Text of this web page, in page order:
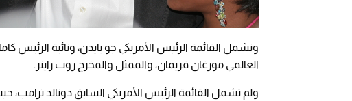
وتشمل القائمة الرئيس الأمريكي جو بايدن، ونائبة الرئيس
العالمي مورغان فريمان، والممثل والمخرج روب راينر.
ولم تشمل القائمة الرئيس الأمريكي السابق دونالد